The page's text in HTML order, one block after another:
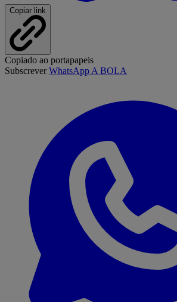
Copiar link
Copiado ao portapapeis
SubscreverWhatsApp A BOLA